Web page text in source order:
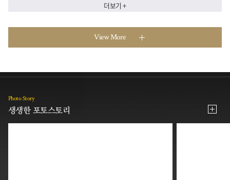
더보기 +
View More
Photo Story
생생한 포토스토리